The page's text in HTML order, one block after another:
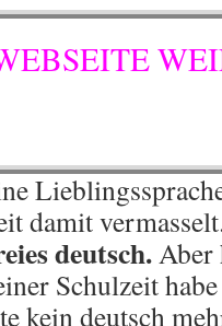
damit
deutsch.Aber
Schulzeit
kein deutsch